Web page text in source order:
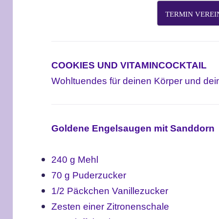
TERMIN
COOKIES UND VITAMINCOCKTAIL
Wohltuendes für deinen Körper und
Goldene Engelsaugen mit Sanddorn
240 g Mehl
70 g Puderzucker
1/2 Päckchen Vanillezucker
Zesten einer Zitronenschale